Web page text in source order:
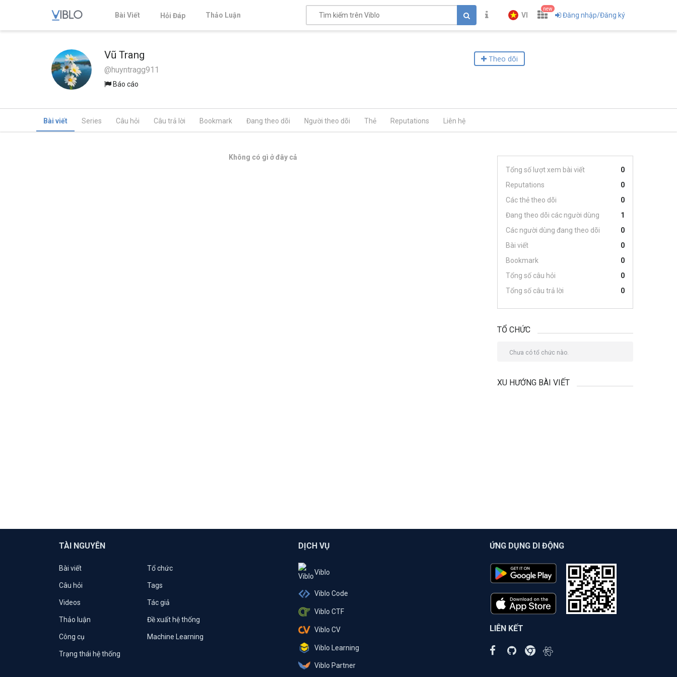
Bài Viết Hỏi Đáp Thảo Luận VI
new
Đăng nhập/Đăng ký
Vũ Trang
@huyntragg911
Báo cáo
Theo dõi
Bài viết Series Câu hỏi Câu trả lời Bookmark Đang theo dõi Người theo dõi Thẻ Reputations Liên hệ
Không có gì ở đây cả
Tổng số lượt xem bài viết
0
Reputations
0
Các thẻ theo dõi
0
Đang theo dõi các người dùng
1
Các người dùng đang theo dõi
0
Bài viết
0
Bookmark
0
Tổng số câu hỏi
0
Tổng số câu trả lời
0
TỔ CHỨC
Chưa có tổ chức nào.
XU HƯỚNG BÀI VIẾT
TÀI NGUYÊN
Bài viết Tổ chức
Câu hỏi Tags
Videos Tác giả
Thảo luận Đề xuất hệ thống
Công cụ Machine Learning
Trạng thái hệ thống
DỊCH VỤ
Viblo
Viblo Code
Viblo CTF
Viblo CV
Viblo Learning
Viblo Partner
ỨNG DỤNG DI ĐỘNG
LIÊN KẾT